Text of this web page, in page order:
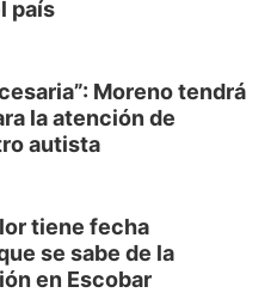
país
Moreno tendrá
la atención de
autista
tiene fecha
se sabe de la
en Escobar